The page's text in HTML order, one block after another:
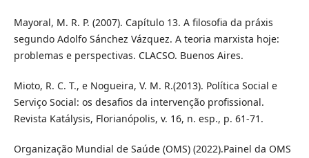
Mayoral, M. R. P. (2007). Capítulo 13. A filosofia da práxis
segundo Adolfo Sánchez Vázquez. A teoria marxista hoje:
problemas e perspectivas. CLACSO. Buenos Aires.
Mioto, R. C. T., e Nogueira, V. M. R.(2013). Política Social e
Serviço Social: os desafios da intervenção profissional.
Revista Katálysis, Florianópolis, v. 16, n. esp., p. 61-71.
Organização Mundial de Saúde (OMS) (2022).Painel da OMS